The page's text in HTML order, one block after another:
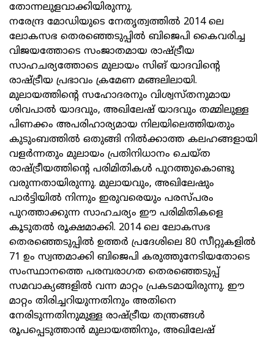
തോന്നലുളവാക്കിയിരുന്നു.
നരേന്ദ്ര മോഡിയുടെ നേതൃത്വത്തില്‍ 2014 ലെ
ലോകസഭ തെരഞ്ഞെടുപ്പില്‍ ബിജെപി കൈവരിച്ച
വിജയത്തോടെ സംജാതമായ രാഷ്ട്രീയ
സാഹചര്യത്തോടെ മുലായം സിങ് യാദവിന്റെ
രാഷ്ട്രീയ പ്രഭാവം ക്രമേണ മങ്ങലിലായി.
മുലായത്തിന്റെ സഹോദരനും വിശ്വസ്‌തനുമായ
ശിവപാല്‍ യാദവും, അഖിലേഷ്‌ യാദവും തമ്മിലുള്ള
പിണക്കം അപരിഹാര്യമായ നിലയിലെത്തിയതും
കുടുംബത്തില്‍ ഒതുങ്ങി നില്‍ക്കാത്ത കലഹങ്ങളായി
വളര്‍ന്നതും മുലായം പ്രതിനിധാനം ചെയ്‌ത
രാഷ്ട്രീയത്തിന്റെ പരിമിതികള്‍ പുറത്തുകൊണ്ടു
വരുന്നതായിരുന്നു. മുലായവും, അഖിലേഷും
പാര്‍ട്ടിയില്‍ നിന്നും ഇരുവരെയും പരസ്‌പരം
പുറത്താക്കുന്ന സാഹചര്യം ഈ പരിമിതികളെ
കൂടുതല്‍ രൂക്ഷമാക്കി. 2014 ലെ ലോകസഭ
തെരഞ്ഞെടുപ്പില്‍ ഉത്തര്‍ പ്രദേശിലെ 80 സീറ്റുകളില്‍
71 ഉം സ്വന്തമാക്കി ബിജെപി കരുത്തുനേടിയതോടെ
സംസ്ഥാനത്തെ പരമ്പരാഗത തെരഞ്ഞെടുപ്പ്‌
സമവാക്യങ്ങളില്‍ വന്ന മാറ്റം പ്രകടമായിരുന്നു. ഈ
മാറ്റം തിരിച്ചറിയുന്നതിനും അതിനെ
നേരിടുന്നതിനുമുള്ള രാഷ്ട്രീയ തന്ത്രങ്ങള്‍
രൂപപ്പെടുത്താന്‍ മുലായത്തിനും, അഖിലേഷ്‌